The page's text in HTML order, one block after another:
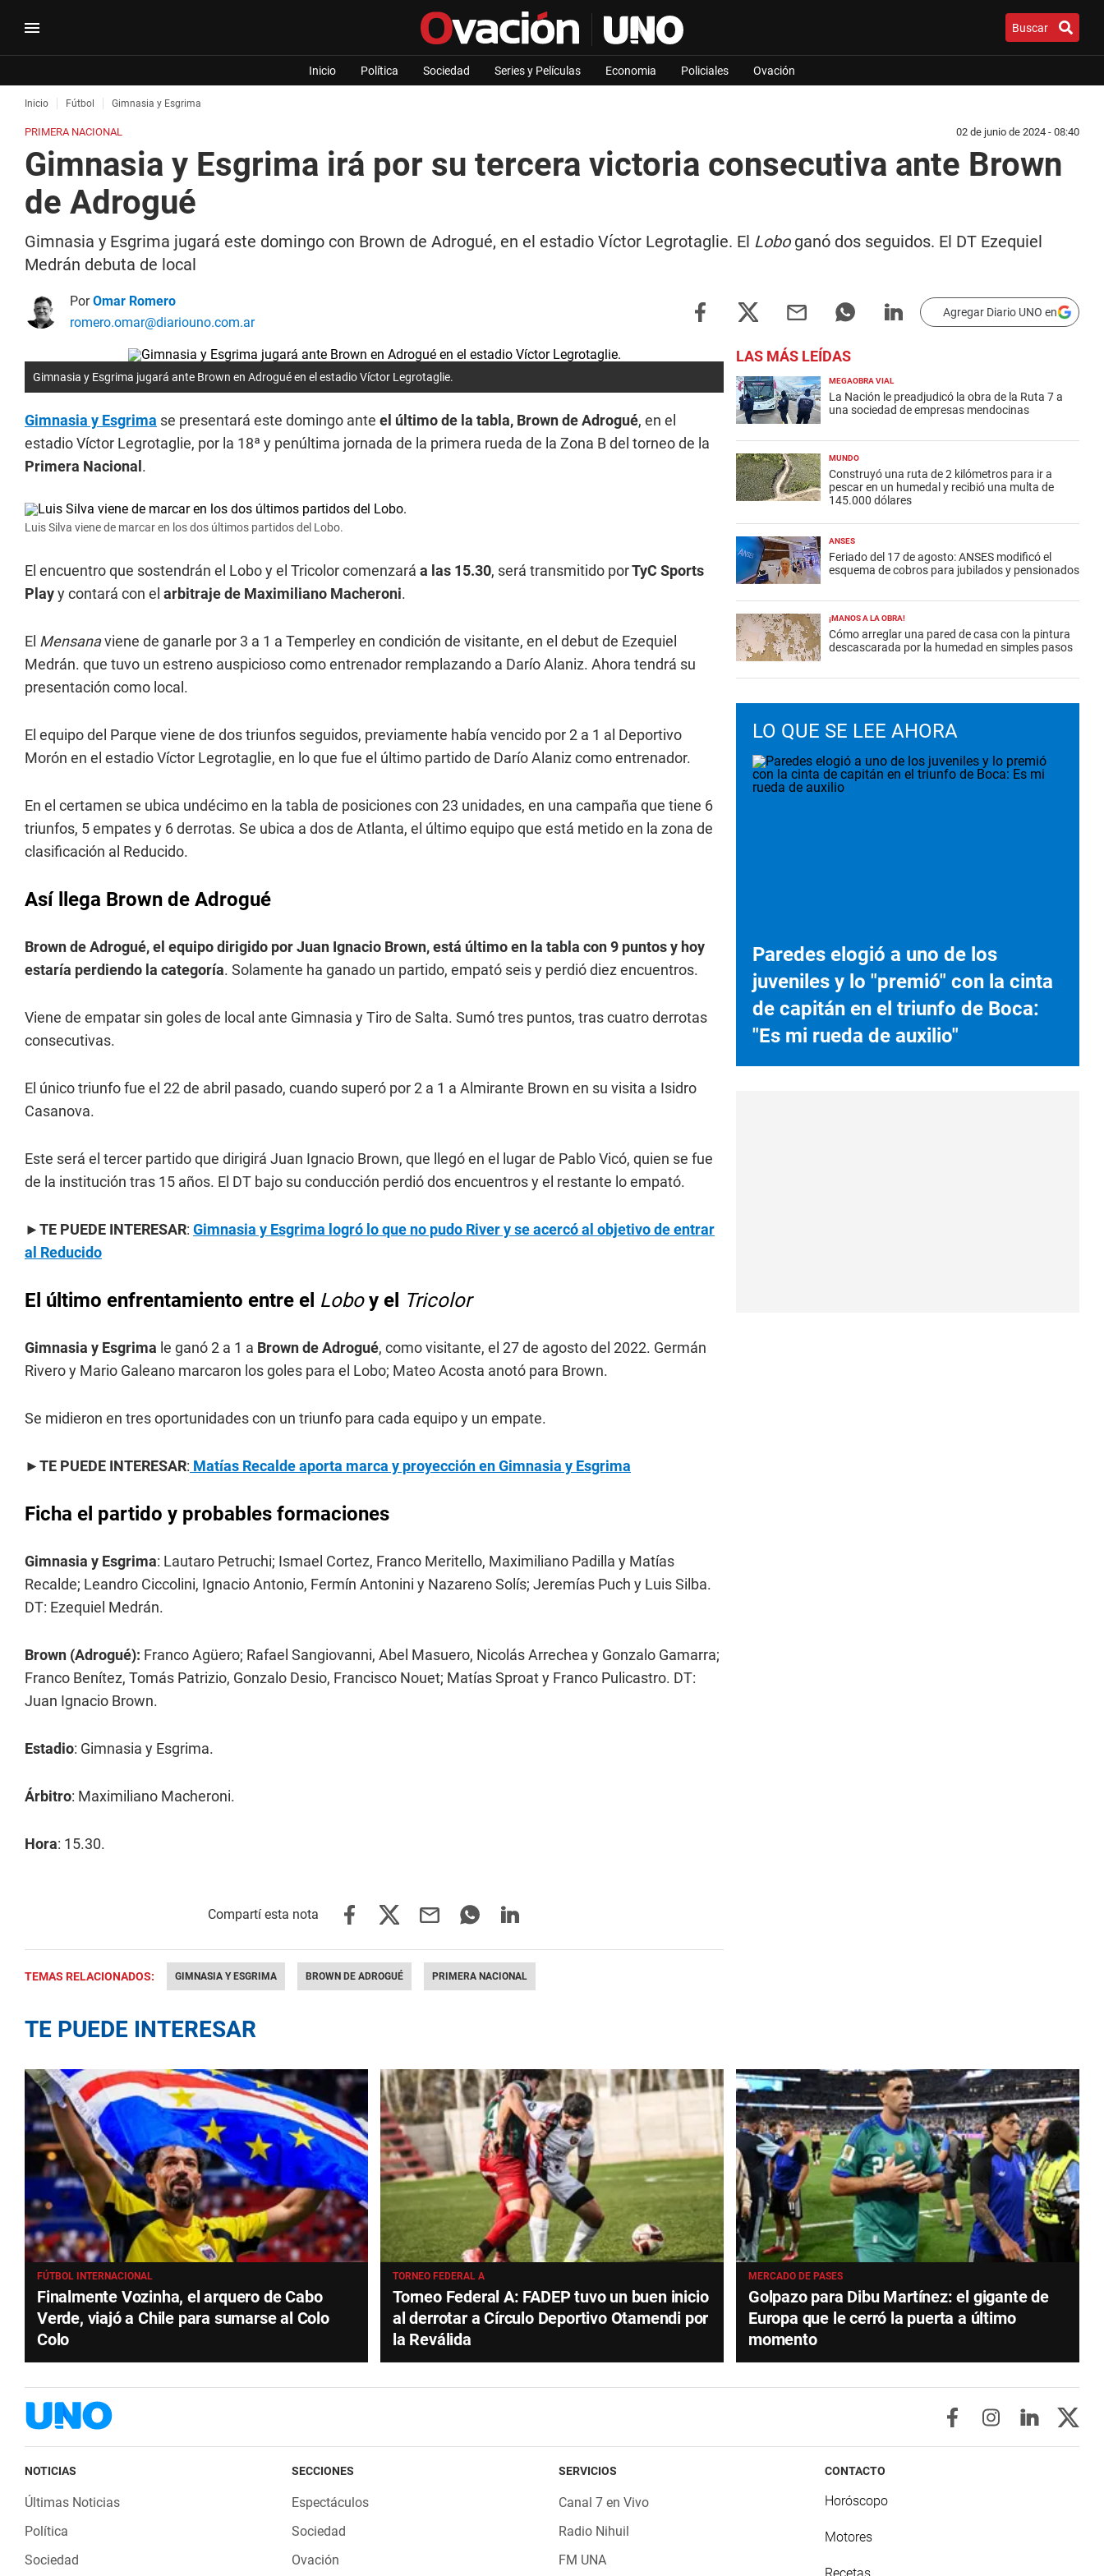
Buscar
Inicio Política Sociedad Series y Películas Economia Policiales Ovación
Inicio Fútbol Gimnasia y Esgrima
PRIMERA NACIONAL 02 de junio de 2024 - 08:40
Gimnasia y Esgrima irá por su tercera victoria consecutiva ante Brown
de Adrogué
Gimnasia y Esgrima jugará este domingo con Brown de Adrogué, en el estadio Víctor Legrotaglie. El Lobo ganó dos seguidos. El DT Ezequiel
Medrán debuta de local
PorOmar Romero
romero.omar@diariouno.com.ar
Agregar Diario UNO en
Gimnasia y Esgrima jugará ante Brown en Adrogué en el estadio Víctor Legrotaglie.
Gimnasia y Esgrima se presentará este domingo ante el último de la tabla, Brown de Adrogué, en el
estadio Víctor Legrotaglie, por la 18ª y penúltima jornada de la primera rueda de la Zona B del torneo de la
Primera Nacional .
Luis Silva viene de marcar en los dos últimos partidos del Lobo.
El encuentro que sostendrán el Lobo y el Tricolor comenzará a las 15.30, será transmitido porTyC Sports
Playy contará con el arbitraje de Maximiliano Macheroni.
El Mensanaviene de ganarle por 3 a 1 a Temperley en condición de visitante, en el debut de Ezequiel
Medrán. que tuvo un estreno auspicioso como entrenador remplazando a Darío Alaniz. Ahora tendrá su
presentación como local.
El equipo del Parque viene de dos triunfos seguidos, previamente había vencido por 2 a 1 al Deportivo
Morón en el estadio Víctor Legrotaglie, en lo que fue el último partido de Darío Alaniz como entrenador.
En el certamen se ubica undécimo en la tabla de posiciones con 23 unidades, en una campaña que tiene 6
triunfos, 5 empates y 6 derrotas. Se ubica a dos de Atlanta, el último equipo que está metido en la zona de
clasificación al Reducido.
Así llega Brown de Adrogué
Brown de Adrogué, el equipo dirigido por Juan Ignacio Brown, está último en la tabla con 9 puntos y hoy
estaría perdiendo la categoría. Solamente ha ganado un partido, empató seis y perdió diez encuentros.
Viene de empatar sin goles de local ante Gimnasia y Tiro de Salta. Sumó tres puntos, tras cuatro derrotas
consecutivas.
El único triunfo fue el 22 de abril pasado, cuando superó por 2 a 1 a Almirante Brown en su visita a Isidro
Casanova.
Este será el tercer partido que dirigirá Juan Ignacio Brown, que llegó en el lugar de Pablo Vicó, quien se fue
de la institución tras 15 años. El DT bajo su conducción perdió dos encuentros y el restante lo empató.
►TE PUEDE INTERESAR: Gimnasia y Esgrima logró lo que no pudo River y se acercó al objetivo de entrar
al Reducido
El último enfrentamiento entre el Loboy el Tricolor
Gimnasia y Esgrima le ganó 2 a 1 a Brown de Adrogué, como visitante, el 27 de agosto del 2022. Germán
Rivero y Mario Galeano marcaron los goles para el Lobo; Mateo Acosta anotó para Brown.
Se midieron en tres oportunidades con un triunfo para cada equipo y un empate.
►TE PUEDE INTERESAR: Matías Recalde aporta marca y proyección en Gimnasia y Esgrima
Ficha el partido y probables formaciones
Gimnasia y Esgrima: Lautaro Petruchi; Ismael Cortez, Franco Meritello, Maximiliano Padilla y Matías
Recalde; Leandro Ciccolini, Ignacio Antonio, Fermín Antonini y Nazareno Solís; Jeremías Puch y Luis Silba.
DT: Ezequiel Medrán.
Brown (Adrogué): Franco Agüero; Rafael Sangiovanni, Abel Masuero, Nicolás Arrechea y Gonzalo Gamarra;
Franco Benítez, Tomás Patrizio, Gonzalo Desio, Francisco Nouet; Matías Sproat y Franco Pulicastro. DT:
Juan Ignacio Brown.
Estadio: Gimnasia y Esgrima.
Árbitro: Maximiliano Macheroni.
Hora: 15.30.
TEMAS RELACIONADOS: GIMNASIA Y ESGRIMA BROWN DE ADROGUÉ PRIMERA NACIONAL
LAS MÁS LEÍDAS
MEGAOBRA VIAL
La Nación le preadjudicó la obra de la Ruta 7 a
una sociedad de empresas mendocinas
MUNDO
Construyó una ruta de 2 kilómetros para ir a
pescar en un humedal y recibió una multa de
145.000 dólares
ANSES
Feriado del 17 de agosto: ANSES modificó el
esquema de cobros para jubilados y pensionados
¡MANOS A LA OBRA!
Cómo arreglar una pared de casa con la pintura
descascarada por la humedad en simples pasos
LO QUE SE LEE AHORA
Paredes elogió a uno de los
juveniles y lo "premió" con la cinta
de capitán en el triunfo de Boca:
"Es mi rueda de auxilio"
TE PUEDE INTERESAR
FÚTBOL INTERNACIONAL
Finalmente Vozinha, el arquero de Cabo
Verde, viajó a Chile para sumarse al Colo
Colo
TORNEO FEDERAL A
Torneo Federal A: FADEP tuvo un buen inicio
al derrotar a Círculo Deportivo Otamendi por
la Reválida
MERCADO DE PASES
Golpazo para Dibu Martínez: el gigante de
Europa que le cerró la puerta a último
momento
NOTICIAS
Últimas Noticias
Política
Sociedad
SECCIONES
Espectáculos
Sociedad
Ovación
SERVICIOS
Canal 7 en Vivo
Radio Nihuil
FM UNA
CONTACTO
Horóscopo
Motores